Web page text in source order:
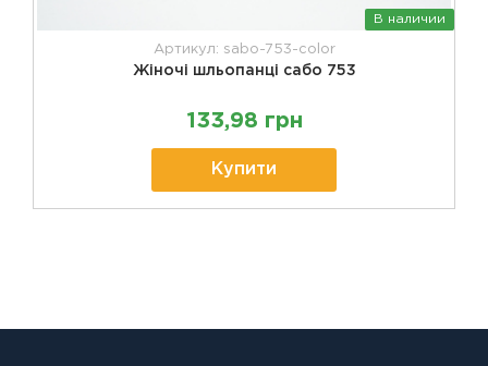
В наличии
Артикул: sabo-753-color
Жіночі шльопанці сабо 753
133,98 грн
Купити